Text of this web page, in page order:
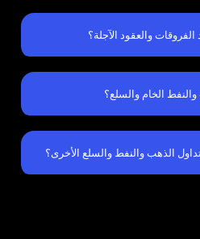
والعقود الآجلة؟
الخام والسلع؟
الذهب والنفط والسلع الأخرى؟